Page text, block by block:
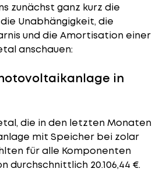
zunächst ganz kurz die
Unabhängigkeit, die
und die Amortisation einer
anschauen:
in
die in den letzten Monaten
mit Speicher bei zolar
für alle Komponenten
durchschnittlich 20.106,44 €.